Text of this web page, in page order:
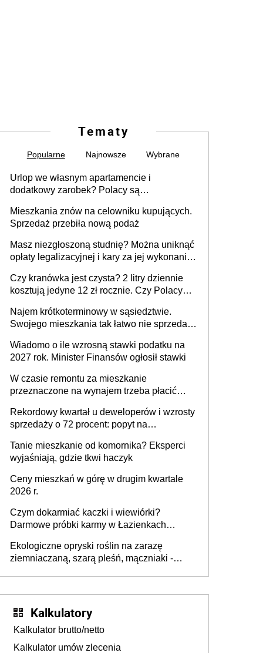
Tematy
Popularne Najnowsze Wybrane
Urlop we własnym apartamencie i
dodatkowy zarobek? Polacy są
Mieszkania znów na celowniku kupujących.
Sprzedaż przebiła nową podaż
Masz niezgłoszoną studnię? Można uniknąć
opłaty legalizacyjnej i kary za jej wykonanie,
Czy kranówka jest czysta? 2 litry dziennie
kosztują jedyne 12 zł rocznie. Czy Polacy
Najem krótkoterminowy w sąsiedztwie.
Swojego mieszkania tak łatwo nie sprzedaż
Wiadomo o ile wzrosną stawki podatku na
2027 rok. Minister Finansów ogłosił stawki
W czasie remontu za mieszkanie
przeznaczone na wynajem trzeba płacić
realizuje w nim potrzeb mieszkaniowych
Rekordowy kwartał u deweloperów i wzrosty
sprzedaży o 72 procent: popyt na
Tanie mieszkanie od komornika? Eksperci
wyjaśniają, gdzie tkwi haczyk
Ceny mieszkań w górę w drugim kwartale
2026 r.
Czym dokarmiać kaczki i wiewiórki?
Darmowe próbki karmy w Łazienkach
edukacyjna]
Ekologiczne opryski roślin na zarazę
ziemniaczaną, szarą pleśń, mączniaki -
Kalkulatory
Kalkulator brutto/netto
Kalkulator umów zlecenia